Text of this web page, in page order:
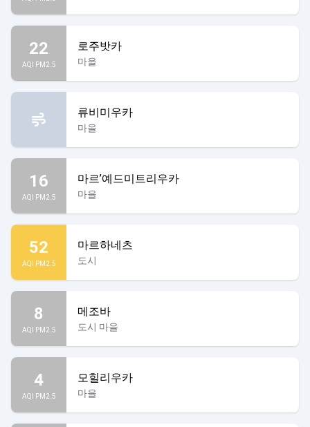
22
AQI PM2.5
로주밧카
마을
류비미우카
마을
16
AQI PM2.5
마르’예드미트리우카
마을
52
AQI PM2.5
마르하네츠
도시
8
AQI PM2.5
메조바
도시 마을
4
AQI PM2.5
모힐리우카
마을